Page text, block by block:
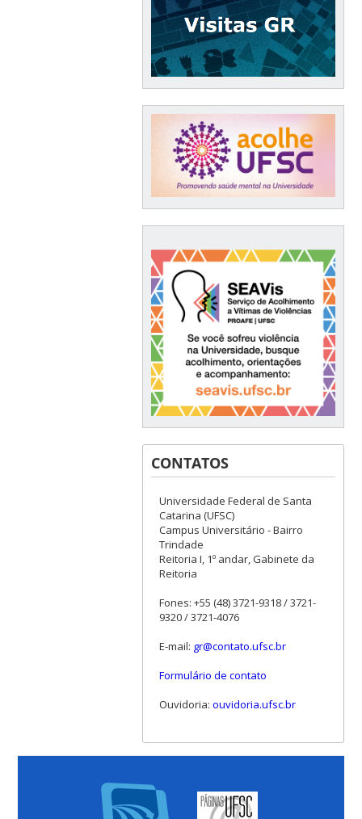
CONTATOS
Universidade Federal de Santa
Catarina (UFSC)
Campus Universitário - Bairro
Trindade
Reitoria I, 1º andar, Gabinete da
Reitoria
Fones: +55 (48) 3721-9318 / 3721-
9320 / 3721-4076
E-mail: gr@contato.ufsc.br
Formulário de contato
Ouvidoria: ouvidoria.ufsc.br